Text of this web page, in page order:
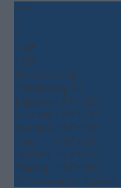
+31
°
C
+34°
+27°
Θεσσαλονίκη
Παρασκευή, 07
Σάββατο+37°+28°
Κυριακή +36°+27°
Δευτέρα +34°+26°
Τρίτη
+36°+26°
Τετάρτη +37°+25°
Πέμπτη
+37°+25°
Πρόγνωση για 7 μέρες